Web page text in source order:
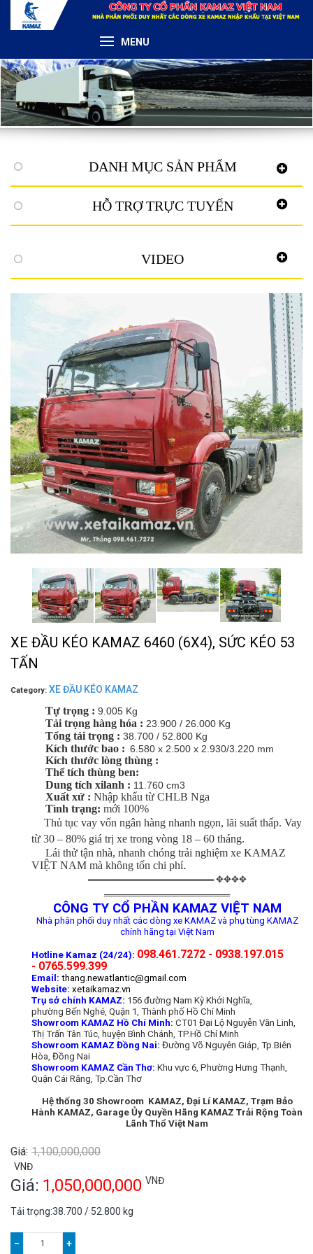
MENU
DANH MỤC SẢN PHẨM
HỖ TRỢ TRỰC TUYẾN
VIDEO
XE ĐẦU KÉO KAMAZ 6460 (6X4), SỨC KÉO 53
TẤN
Category: XE ĐẦU KÉO KAMAZ
Tự trọng : 9.005 Kg
Tải trọng hàng hóa : 23.900 / 26.000 Kg
Tổng tải trọng : 38.700 / 52.800 Kg
Kích thước bao : 6.580 x 2.500 x 2.930/3.220 mm
Kích thước lòng thùng :
Thể tích thùng ben:
Dung tích xilanh : 11.760 cm3
Xuất xứ : Nhập khẩu từ CHLB Nga
Tình trạng: mới 100%
Thủ tục vay vốn ngân hàng nhanh ngọn, lãi suất thấp. Vay
từ 30 – 80% giá trị xe trong vòng 18 – 60 tháng.
Lái thử tận nhà, nhanh chóng trải nghiệm xe KAMAZ
VIỆT NAM mà không tốn chi phí.
════════════════════ ✥✥✥✥
════════════════════
CÔNG TY CỔ PHẦN KAMAZ VIỆT NAM
Nhà phân phối duy nhất các dòng xe KAMAZ và phụ tùng KAMAZ
chính hãng tại Việt Nam
Hotline Kamaz (24/24): 098.461.7272 - 0938.197.015
- 0765.599.399
Email: thang.newatlantic@gmail.com
Website: xetaikamaz.vn
Trụ sở chính KAMAZ: 156 đường Nam Kỳ Khởi Nghĩa,
phường Bến Nghé, Quận 1, Thành phố Hồ Chí Minh
Showroom KAMAZ Hồ Chí Minh: CT01 Đại Lộ Nguyễn Văn Linh,
Thị Trấn Tân Túc, huyện Bình Chánh, TP.Hồ Chí Minh
Showroom KAMAZ Đồng Nai: Đường Võ Nguyên Giáp, Tp.Biên
Hòa, Đồng Nai
Showroom KAMAZ Cần Thơ: Khu vực 6, Phường Hưng Thạnh,
Quận Cái Răng, Tp.Cần Thơ
Hệ thống 30 Showroom KAMAZ, Đại Lí KAMAZ, Trạm Bảo
Hành KAMAZ, Garage Ủy Quyền Hãng KAMAZ Trải Rộng Toàn
Lãnh Thổ Việt Nam
Giá: 1,100,000,000
VNĐ
Giá: 1,050,000,000 VNĐ
Tải trọng:38.700 / 52.800 kg
− +